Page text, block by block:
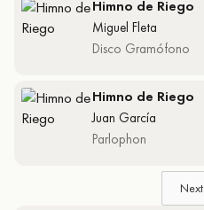
Himno de Riego
Miguel Fleta
Disco Gramófono
Himno de Riego
Juan García
Parlophon
Next